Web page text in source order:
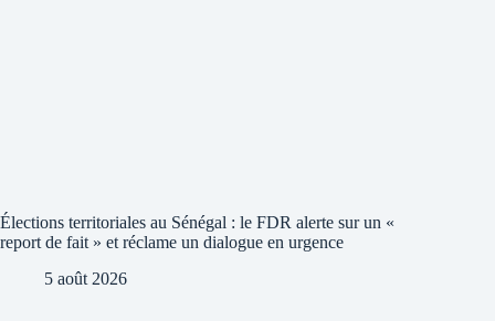
Élections territoriales au Sénégal : le FDR alerte sur un «
report de fait » et réclame un dialogue en urgence
5 août 2026